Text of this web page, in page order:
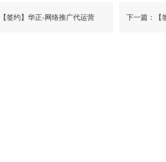
签约】华正-网络推广代运营 下一篇：【